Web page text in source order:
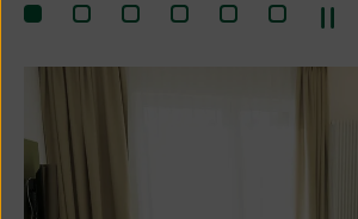
Springe
Inhalt
Springe
Inhalt
SpringeSpringeSpringeSpringePause